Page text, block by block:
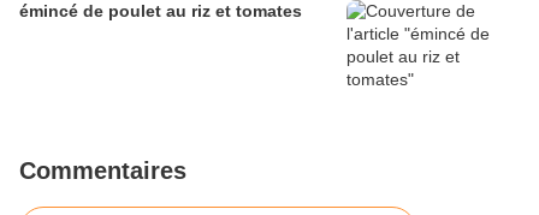
émincé de poulet au riz et tomates
Commentaires